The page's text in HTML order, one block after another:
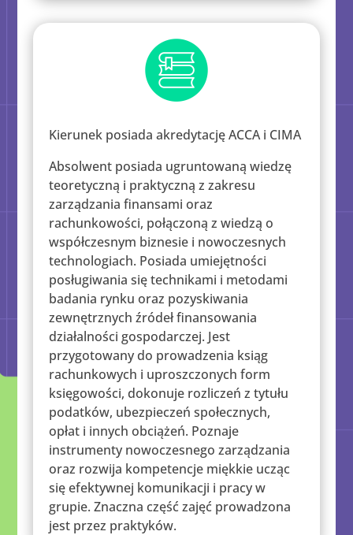
Kierunek posiada akredytację ACCA i CIMA
Absolwent posiada ugruntowaną wiedzę
teoretyczną i praktyczną z zakresu
zarządzania finansami oraz
rachunkowości, połączoną z wiedzą o
współczesnym biznesie i nowoczesnych
technologiach. Posiada umiejętności
posługiwania się technikami i metodami
badania rynku oraz pozyskiwania
zewnętrznych źródeł finansowania
działalności gospodarczej. Jest
przygotowany do prowadzenia ksiąg
rachunkowych i uproszczonych form
księgowości, dokonuje rozliczeń z tytułu
podatków, ubezpieczeń społecznych,
opłat i innych obciążeń. Poznaje
instrumenty nowoczesnego zarządzania
oraz rozwija kompetencje miękkie ucząc
się efektywnej komunikacji i pracy w
grupie. Znaczna część zajęć prowadzona
jest przez praktyków.